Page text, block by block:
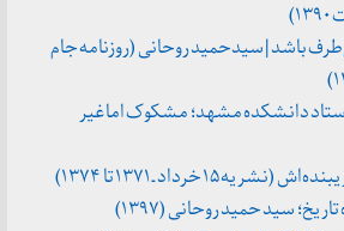
باشد | سیدحمید روحانی (روزنامه جام
تا ۱۳۴۷: استاد دانشکده مشهد؛ مشکوک اما غیر
۱۵ خرداد ـ ۱۳۷۱ تا ۱۳۷۴)
سید حمید روحانی (۱۳۹۷)